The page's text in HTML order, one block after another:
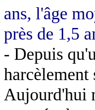
ans, l'âge
près de 1,5
- Depuis
harcèlement
Aujourd'hui